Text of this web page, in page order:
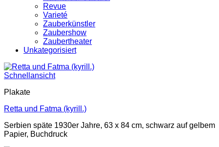
Revue
Varieté
Zauberkünstler
Zaubershow
Zaubertheater
Unkategorisiert
Schnellansicht
Plakate
Retta und Fatma (kyrill.)
Serbien späte 1930er Jahre, 63 x 84 cm, schwarz auf gelbem
Papier, Buchdruck